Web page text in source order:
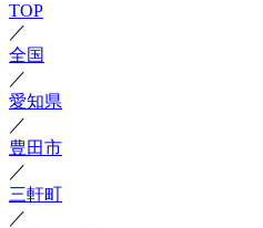
TOP
／
全国
／
愛知県
／
豊田市
／
三軒町
／